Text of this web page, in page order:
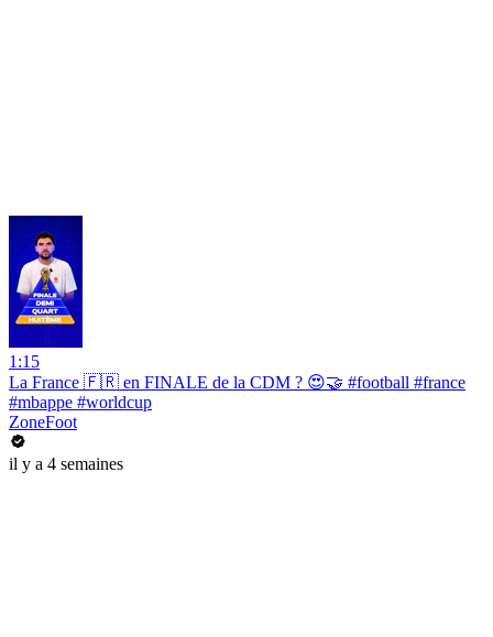
1:15
La France 🇫🇷 en FINALE de la CDM ? 😍🤝 #football #france
#mbappe #worldcup
ZoneFoot
il y a 4 semaines